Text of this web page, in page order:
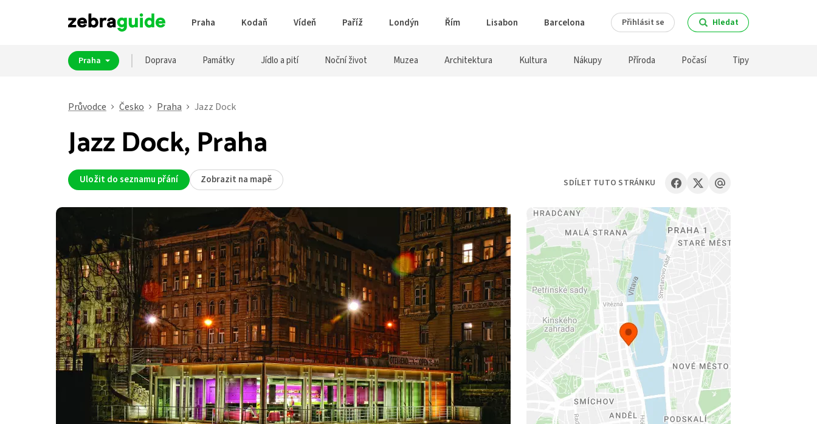
Praha Kodaň Vídeň Paříž Londýn Řím Lisabon Barcelona Přihlásit se Hledat
Praha Doprava Památky Jídlo a pití Noční život Muzea Architektura Kultura Nákupy Příroda Počasí Tipy
Průvodce Česko Praha Jazz Dock
Jazz Dock, Praha
Uložit do seznamu přání Zobrazit na mapě SDÍLET TUTO STRÁNKU